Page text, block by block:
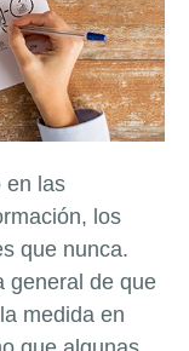
en las
los
que nunca.
general de que
medida en